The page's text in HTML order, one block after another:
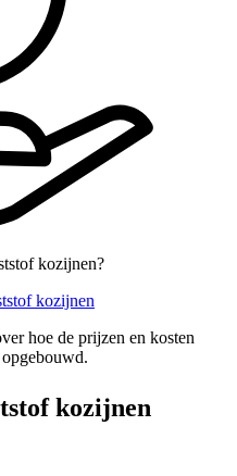
kozijnen?
kozijnen
hoe de prijzen en kosten
kozijnen